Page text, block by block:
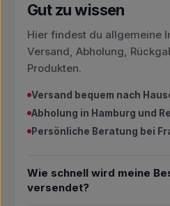
Gut zu wissen
Hier findest du allgemeine
Versand, Abholung,
Produkten.
Versand bequem nach
Abholung in Hamburg und
Persönliche Beratung bei
Wie schnell wird meine
versendet?